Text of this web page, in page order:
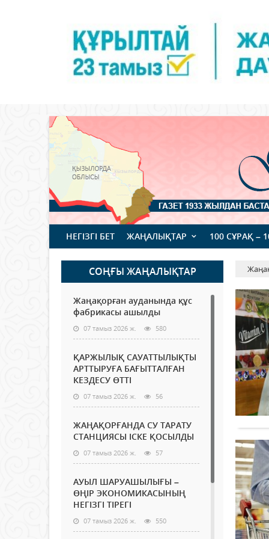
НЕГІЗГІ БЕТ ЖАҢАЛЫҚТАР 100 СҰРАҚ –
СОҢҒЫ ЖАҢАЛЫҚТАР
Жаңақорған ауданында құс
фабрикасы ашылды
07 тамыз 2026 ж. 580
ҚАРЖЫЛЫҚ САУАТТЫЛЫҚТЫ
АРТТЫРУҒА БАҒЫТТАЛҒАН
КЕЗДЕСУ ӨТТІ
07 тамыз 2026 ж. 56
ЖАҢАҚОРҒАНДА СУ ТАРАТУ
СТАНЦИЯСЫ ІСКЕ ҚОСЫЛДЫ
07 тамыз 2026 ж. 57
АУЫЛ ШАРУАШЫЛЫҒЫ –
ӨҢІР ЭКОНОМИКАСЫНЫҢ
НЕГІЗГІ ТІРЕГІ
07 тамыз 2026 ж. 550